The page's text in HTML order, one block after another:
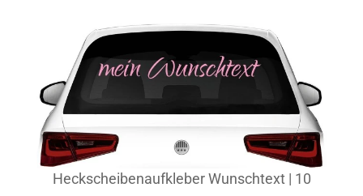
Heckscheibenaufkleber Wunschtext | 10